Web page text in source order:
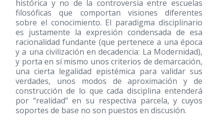
histórica y no de la controversia entre escuelas
filosóficas que comportan visiones diferentes
sobre el conocimiento. El paradigma disciplinario
es justamente la expresión condensada de esa
racionalidad fundante (que pertenece a una época
y a una civilización en decadencia: La Modernidad),
y porta en sí mismo unos criterios de demarcación,
una cierta legalidad epistémica para validar sus
verdades, unos modos de aproximación y de
construcción de lo que cada disciplina entenderá
por “realidad” en su respectiva parcela, y cuyos
soportes de base no son puestos en discusión.